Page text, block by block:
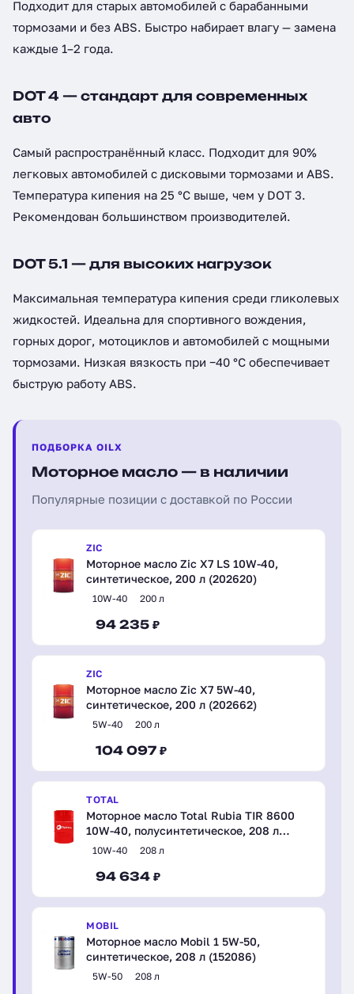
Подходит для старых автомобилей с барабанными
тормозами и без ABS. Быстро набирает влагу — замена
каждые 1–2 года.
DOT 4 — стандарт для современных
авто
Самый распространённый класс. Подходит для 90%
легковых автомобилей с дисковыми тормозами и ABS.
Температура кипения на 25 °C выше, чем у DOT 3.
Рекомендован большинством производителей.
DOT 5.1 — для высоких нагрузок
Максимальная температура кипения среди гликолевых
жидкостей. Идеальна для спортивного вождения,
горных дорог, мотоциклов и автомобилей с мощными
тормозами. Низкая вязкость при −40 °C обеспечивает
быструю работу ABS.
ПОДБОРКА OILX
Моторное масло — в наличии
Популярные позиции с доставкой по России
ZIC
Моторное масло Zic X7 LS 10W-40,
синтетическое, 200 л (202620)
10W-40 200 л
94 235 ₽
ZIC
Моторное масло Zic X7 5W-40,
синтетическое, 200 л (202662)
5W-40 200 л
104 097 ₽
TOTAL
Моторное масло Total Rubia TIR 8600
10W-40, полусинтетическое, 208 л
(110800)
10W-40 208 л
94 634 ₽
MOBIL
Моторное масло Mobil 1 5W-50,
синтетическое, 208 л (152086)
5W-50 208 л